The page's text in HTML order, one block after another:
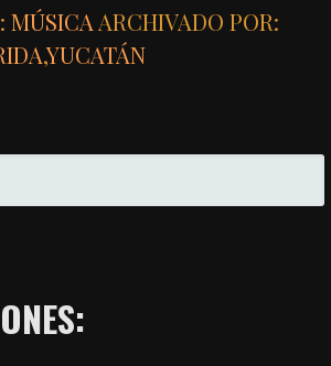
MÚSICA ARCHIVADO POR:
,YUCATÁN